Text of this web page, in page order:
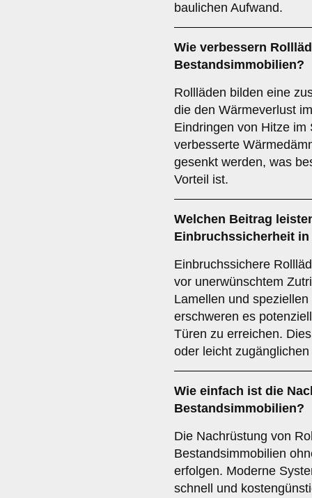
baulichen Aufwand.
Wie verbessern
Bestandsimmobilien?
Rollläden bilden eine
die den Wärmeverlust
Eindringen von Hitze
verbesserte
gesenkt werden, was
Vorteil ist.
Welchen Beitrag
Einbruchssicherheit in
Einbruchssichere
vor unerwünschtem
Lamellen und
erschweren es
Türen zu erreichen.
oder leicht
Wie einfach ist die
Bestandsimmobilien?
Die Nachrüstung von
Bestandsimmobilien
erfolgen. Moderne
schnell und